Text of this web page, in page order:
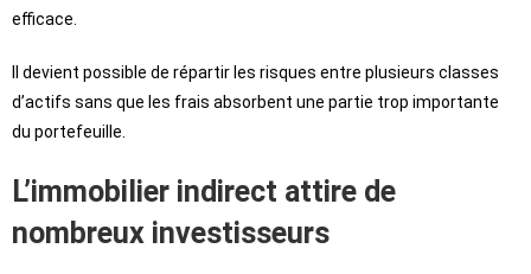
efficace.
Il devient possible de répartir les risques entre plusieurs classes
d’actifs sans que les frais absorbent une partie trop importante
du portefeuille.
L’immobilier indirect attire de
nombreux investisseurs